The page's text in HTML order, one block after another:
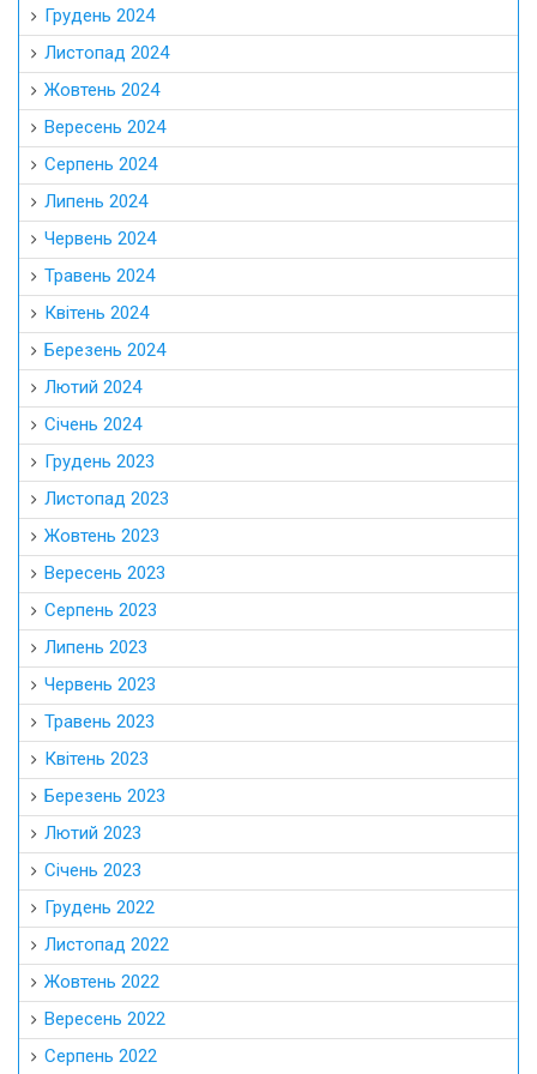
Грудень 2024
Листопад 2024
Жовтень 2024
Вересень 2024
Серпень 2024
Липень 2024
Червень 2024
Травень 2024
Квітень 2024
Березень 2024
Лютий 2024
Січень 2024
Грудень 2023
Листопад 2023
Жовтень 2023
Вересень 2023
Серпень 2023
Липень 2023
Червень 2023
Травень 2023
Квітень 2023
Березень 2023
Лютий 2023
Січень 2023
Грудень 2022
Листопад 2022
Жовтень 2022
Вересень 2022
Серпень 2022